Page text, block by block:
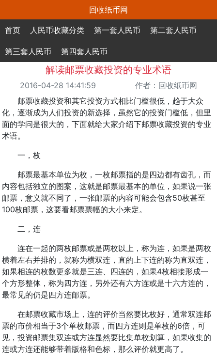
回收纸币网
首页 人民币收藏分类 第一套人民币 第二套人民币
第三套人民币 第四套人民币
解读邮票收藏投资的专业术语
2016-04-28 14:41:59
作者：回收纸币网
邮票收藏投资和其它投资方式相比门槛很低，趋于大众
化，逐渐成为人们投资的新选择，虽然它的投资门槛低，但里
面的学问是很大的，下面就给大家介绍下邮票收藏投资的专业
术语。
一，枚
邮票最基本单位为枚，一枚邮票指的是四边都有齿孔，而
内容包括独立的图案，这就是邮票最基本的单位，如果说一张
邮票，意义就不同了，一张邮票的内容可能会包含50枚甚至
100枚邮票，这要看邮票票幅的大小来定。
二，连
连在一起的两枚邮票或是两枚以上，称为连，如果是两枚
横着左右并排的，就称为横双连，直的上下连的称为直双连，
如果相连的枚数更多就是三连、四连的，如果4枚相接形成一
个方形整体，称为四方连，另外还有六方连或是十六方连的，
最常见的仍是四方连邮票。
在邮票收藏市场上，连的评价当然要比枚好，通常双连邮
票的市价相当于3个单枚邮票，而四方连则是单枚的6倍，可
见，投资邮票集双连或方连显然要比集单枚划算，如果收集的
连或方连还能够带着版格和色标，那么评价就更高了。